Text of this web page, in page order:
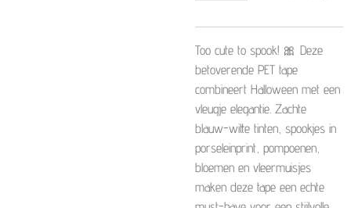
Too cute to spook! 🎀 Deze
betoverende PET tape
combineert Halloween met een
vleugje elegantie. Zachte
blauw-witte tinten, spookjes in
porseleinprint, pompoenen,
bloemen en vleermuisjes
maken deze tape een echte